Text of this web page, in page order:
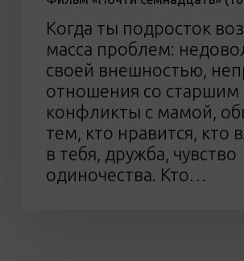
Когда ты подросток
масса проблем:
своей внешностью,
отношения со старшим
конфликты с мамой,
тем, кто нравится, кто
в тебя, дружба, чувство
одиночества. Кто…